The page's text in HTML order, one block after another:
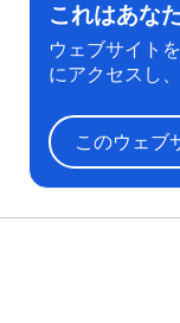
これはあな
ウェブサイト
にアクセスし
このウェブ